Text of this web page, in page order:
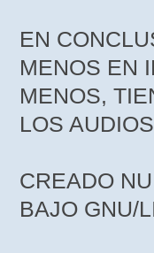
EN
MENOS EN
MENOS,
LOS
CREADO
BAJO GNU/